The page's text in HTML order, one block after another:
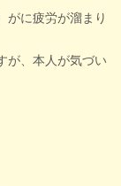
がに疲労が溜まり
が、本人が気づい